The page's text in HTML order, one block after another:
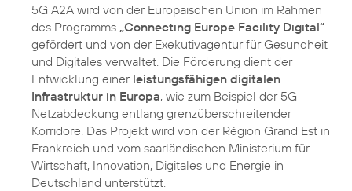
5G A2A wird von der Europäischen Union im Rahmen
des Programms „Connecting Europe Facility Digital“
gefördert und von der Exekutivagentur für Gesundheit
und Digitales verwaltet. Die Förderung dient der
Entwicklung einer leistungsfähigen digitalen
Infrastruktur in Europa, wie zum Beispiel der 5G-
Netzabdeckung entlang grenzüberschreitender
Korridore. Das Projekt wird von der Région Grand Est in
Frankreich und vom saarländischen Ministerium für
Wirtschaft, Innovation, Digitales und Energie in
Deutschland unterstützt.